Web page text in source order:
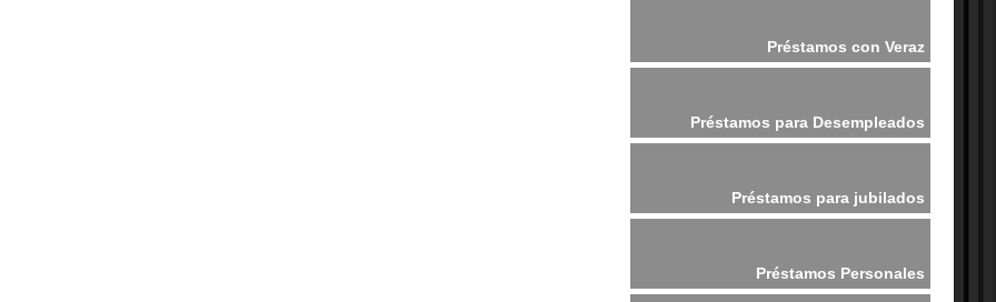
Préstamos con Veraz
Préstamos para Desempleados
Préstamos para jubilados
Préstamos Personales